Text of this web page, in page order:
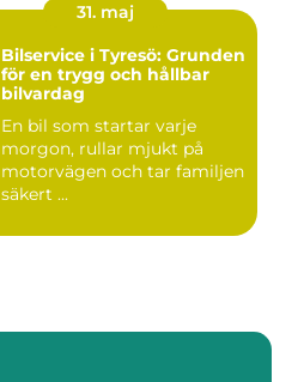
31. maj
Bilservice i Tyresö: Grunden
för en trygg och hållbar
bilvardag
En bil som startar varje
morgon, rullar mjukt på
motorvägen och tar familjen
säkert ...